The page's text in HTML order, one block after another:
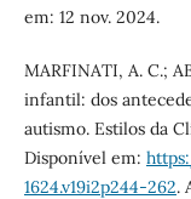
em: 12 nov. 2024.
MARFINATI, A. C.;
infantil: dos
autismo. Estilos da
Disponível em:
1624.v19i2p244-262.